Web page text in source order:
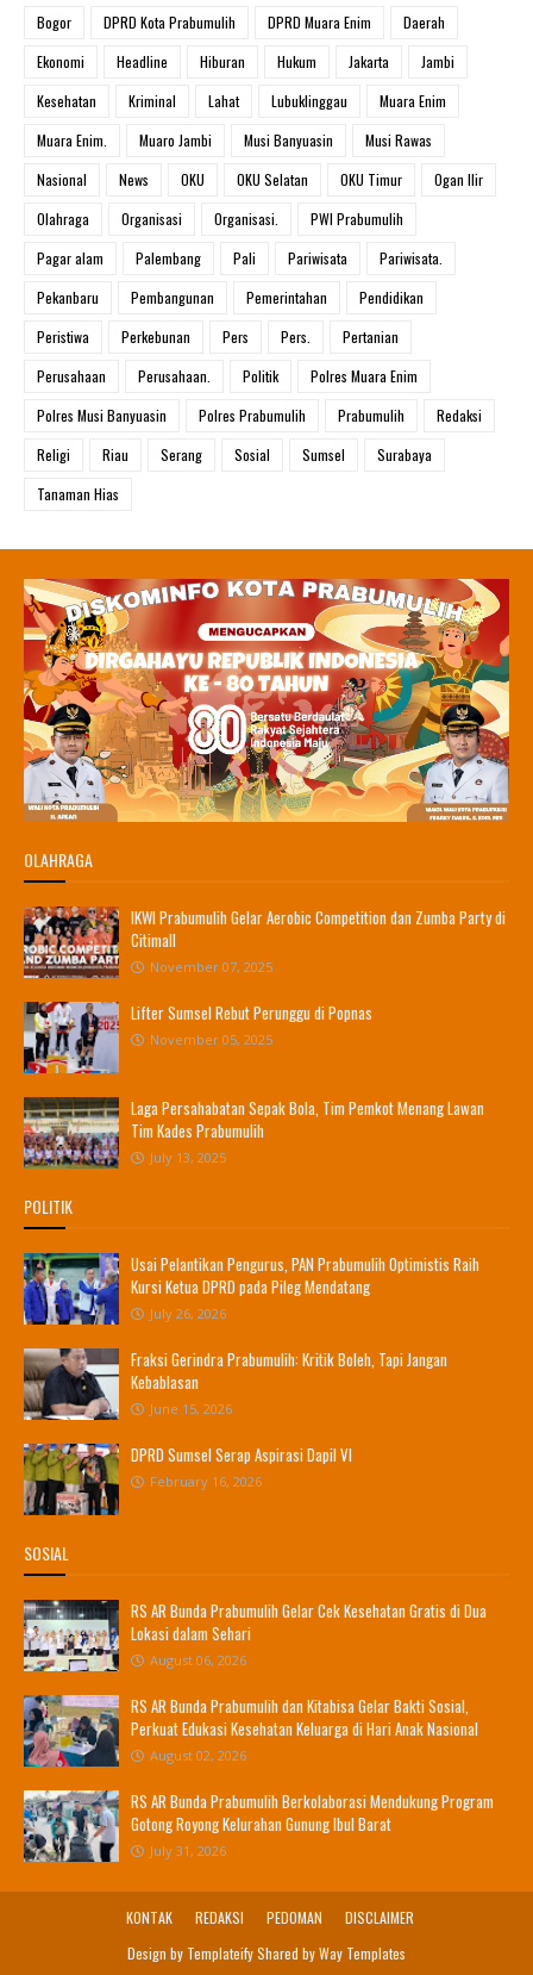
Bogor
DPRD Kota Prabumulih DPRD Muara Enim
Daerah
Ekonomi
Headline Hiburan Hukum Jakarta
Jambi
Kesehatan
Kriminal Lahat Lubuklinggau
Muara Enim
Muara Enim.
Muaro Jambi Musi Banyuasin
Musi Rawas
Nasional
News OKU OKU Selatan OKU Timur
Ogan Ilir
Olahraga
Organisasi Organisasi.
PWI Prabumulih
Pagar alam
Palembang Pali Pariwisata
Pariwisata.
Pekanbaru
Pembangunan Pemerintahan
Pendidikan
Peristiwa
Perkebunan Pers Pers.
Pertanian
Perusahaan
Perusahaan. Politik
Polres Muara Enim
Polres Musi Banyuasin
Polres Prabumulih Prabumulih
Redaksi
Religi
Riau Serang Sosial Sumsel
Surabaya
Tanaman Hias
OLAHRAGA
IKWI Prabumulih Gelar Aerobic Competition dan Zumba Party di
Citimall
November 07, 2025
Lifter Sumsel Rebut Perunggu di Popnas
November 05, 2025
Laga Persahabatan Sepak Bola, Tim Pemkot Menang Lawan
Tim Kades Prabumulih
July 13, 2025
POLITIK
Usai Pelantikan Pengurus, PAN Prabumulih Optimistis Raih
Kursi Ketua DPRD pada Pileg Mendatang
July 26, 2026
Fraksi Gerindra Prabumulih: Kritik Boleh, Tapi Jangan
Kebablasan
June 15, 2026
DPRD Sumsel Serap Aspirasi Dapil VI
February 16, 2026
SOSIAL
RS AR Bunda Prabumulih Gelar Cek Kesehatan Gratis di Dua
Lokasi dalam Sehari
August 06, 2026
RS AR Bunda Prabumulih dan Kitabisa Gelar Bakti Sosial,
Perkuat Edukasi Kesehatan Keluarga di Hari Anak Nasional
August 02, 2026
RS AR Bunda Prabumulih Berkolaborasi Mendukung Program
Gotong Royong Kelurahan Gunung Ibul Barat
July 31, 2026
KONTAK REDAKSI PEDOMAN
DISCLAIMER
Design by TemplateifyShared byWay Templates